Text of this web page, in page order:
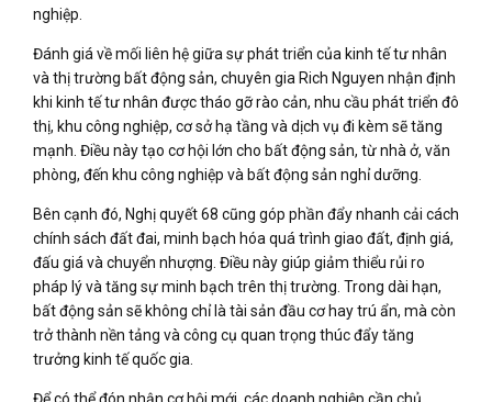
nghiệp.
Đánh giá về mối liên hệ giữa sự phát triển của kinh tế tư nhân
và thị trường bất động sản, chuyên gia Rich Nguyen nhận định
khi kinh tế tư nhân được tháo gỡ rào cản, nhu cầu phát triển đô
thị, khu công nghiệp, cơ sở hạ tầng và dịch vụ đi kèm sẽ tăng
mạnh. Điều này tạo cơ hội lớn cho bất động sản, từ nhà ở, văn
phòng, đến khu công nghiệp và bất động sản nghỉ dưỡng.
Bên cạnh đó, Nghị quyết 68 cũng góp phần đẩy nhanh cải cách
chính sách đất đai, minh bạch hóa quá trình giao đất, định giá,
đấu giá và chuyển nhượng. Điều này giúp giảm thiểu rủi ro
pháp lý và tăng sự minh bạch trên thị trường. Trong dài hạn,
bất động sản sẽ không chỉ là tài sản đầu cơ hay trú ẩn, mà còn
trở thành nền tảng và công cụ quan trọng thúc đẩy tăng
trưởng kinh tế quốc gia.
Để có thể đón nhận cơ hội mới, các doanh nghiệp cần chủ